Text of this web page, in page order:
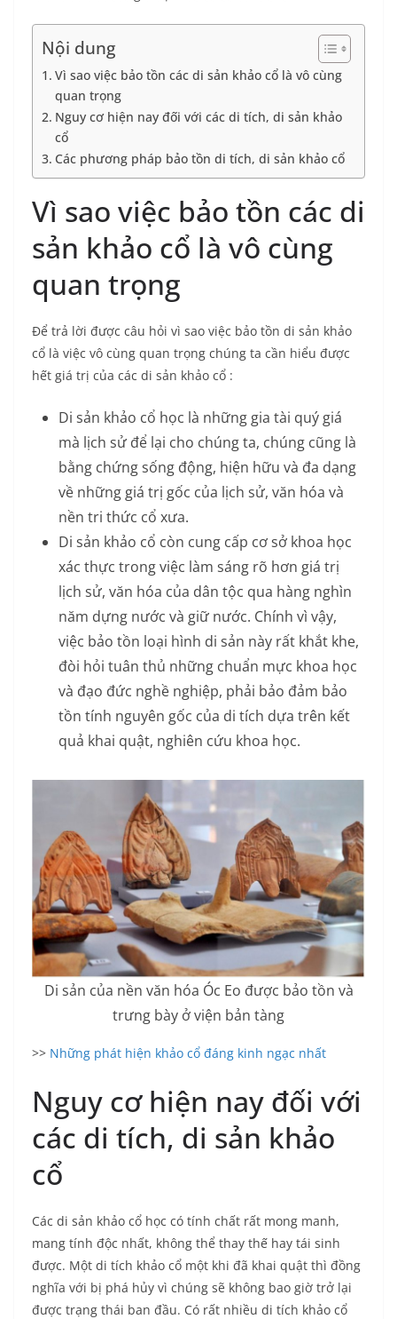
Nội dung
Vì sao việc bảo tồn các di sản khảo cổ là vô cùng
quan trọng
Nguy cơ hiện nay đối với các di tích, di sản khảo
cổ
Các phương pháp bảo tồn di tích, di sản khảo cổ
Vì sao việc bảo tồn các di
sản khảo cổ là vô cùng
quan trọng
Để trả lời được câu hỏi vì sao việc bảo tồn di sản khảo
cổ là việc vô cùng quan trọng chúng ta cần hiểu được
hết giá trị của các di sản khảo cổ :
Di sản khảo cổ học là những gia tài quý giá
mà lịch sử để lại cho chúng ta, chúng cũng là
bằng chứng sống động, hiện hữu và đa dạng
về những giá trị gốc của lịch sử, văn hóa và
nền tri thức cổ xưa.
Di sản khảo cổ còn cung cấp cơ sở khoa học
xác thực trong việc làm sáng rõ hơn giá trị
lịch sử, văn hóa của dân tộc qua hàng nghìn
năm dựng nước và giữ nước. Chính vì vậy,
việc bảo tồn loại hình di sản này rất khắt khe,
đòi hỏi tuân thủ những chuẩn mực khoa học
và đạo đức nghề nghiệp, phải bảo đảm bảo
tồn tính nguyên gốc của di tích dựa trên kết
quả khai quật, nghiên cứu khoa học.
Di sản của nền văn hóa Óc Eo được bảo tồn và
trưng bày ở viện bản tàng
>> Những phát hiện khảo cổ đáng kinh ngạc nhất
Nguy cơ hiện nay đối với
các di tích, di sản khảo
cổ
Các di sản khảo cổ học có tính chất rất mong manh,
mang tính độc nhất, không thể thay thế hay tái sinh
được. Một di tích khảo cổ một khi đã khai quật thì đồng
nghĩa với bị phá hủy vì chúng sẽ không bao giờ trở lại
được trạng thái ban đầu. Có rất nhiều di tích khảo cổ